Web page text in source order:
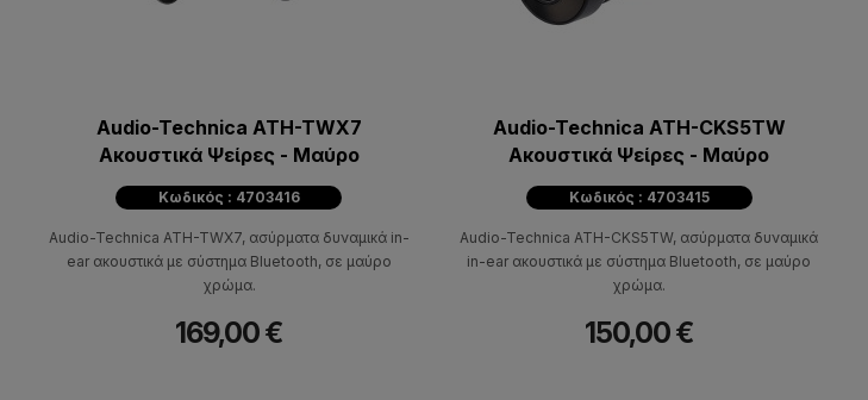
Audio-Technica ATH-TWX7
Ακουστικά Ψείρες - Μαύρο
Κωδικός : 4703416
Audio-Technica ATH-TWX7, ασύρματα δυναμικά in-
ear ακουστικά με σύστημα Bluetooth, σε μαύρο
χρώμα.
169,00 €
Audio-Technica ATH-CKS5TW
Ακουστικά Ψείρες - Μαύρο
Κωδικός : 4703415
Audio-Technica ATH-CKS5TW, ασύρματα δυναμικά
in-ear ακουστικά με σύστημα Bluetooth, σε μαύρο
χρώμα.
150,00 €